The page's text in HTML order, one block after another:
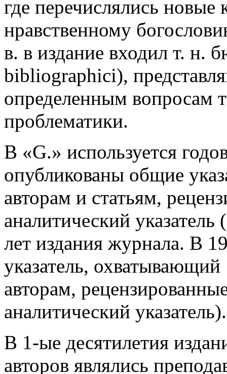
где перечислялись
нравственному
в. в издание входил т. н.
bibliographici),
определенным вопросам
проблематики.
В «G.» используется
опубликованы общие
авторам и статьям,
аналитический
лет издания журнала. В
указатель, охватывающий
авторам,
аналитический указатель).
В 1-ые десятилетия
авторов являлись